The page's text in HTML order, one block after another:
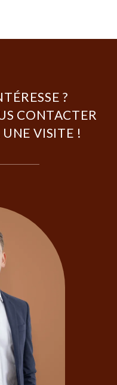
?
CONTACTER
VISITE !